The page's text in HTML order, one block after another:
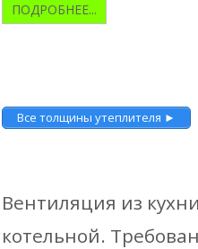
ПОДРОБНЕЕ...
Все толщины утеплителя ►
Вентиляция из
котельной.